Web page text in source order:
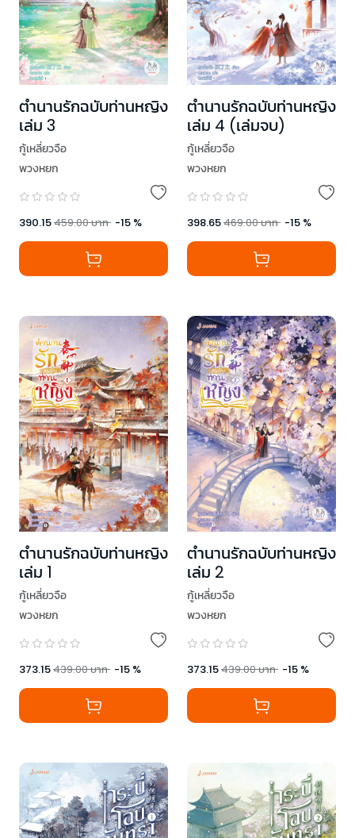
ตำนานรักฉบับท่านหญิง
เล่ม 3
กู้เหลี่ยวจือ
พวงหยก
390.15459.00บาท -15 %
ตำนานรักฉบับท่านหญิง
เล่ม 4 (เล่มจบ)
กู้เหลี่ยวจือ
พวงหยก
398.65469.00บาท -15 %
ตำนานรักฉบับท่านหญิง
เล่ม 1
กู้เหลี่ยวจือ
พวงหยก
373.15439.00บาท -15 %
ตำนานรักฉบับท่านหญิง
เล่ม 2
กู้เหลี่ยวจือ
พวงหยก
373.15439.00บาท -15 %